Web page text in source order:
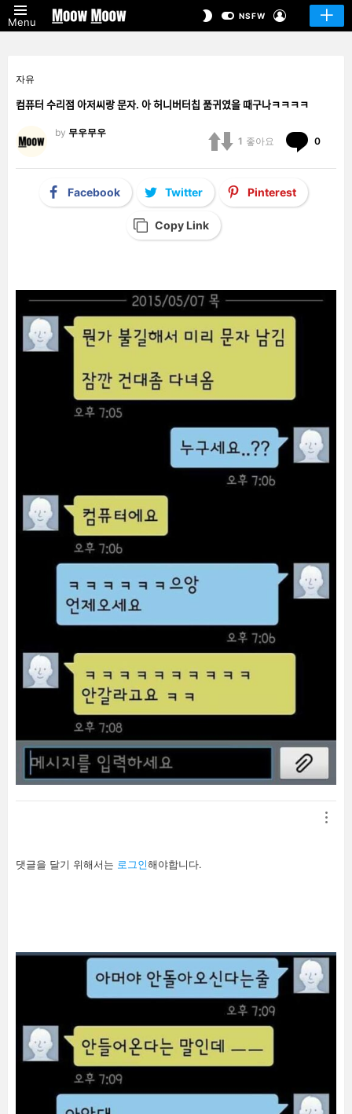
Menu
SWITCHNSFW
자유
컴퓨터 수리점 아저씨랑 문자. 아 허니버터칩 품귀였을 때구나ㅋㅋㅋㅋ
by 무우무우
1 좋아요 0
Facebook Twitter Pinterest
Copy Link
답
글
댓글을 달기 위해서는 로그인해야합니다.